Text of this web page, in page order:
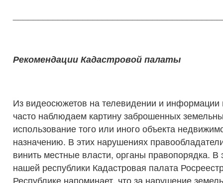
Рекомендации Кадастровой палаты
Из видеосюжетов на телевидении и
часто наблюдаем картину заброшенных
использование того или иного объекта
назначению. В этих нарушениях
винить местные власти, органы правопорядка. В
нашей республики Кадастровая палата
Республике напоминает, что за нарушение